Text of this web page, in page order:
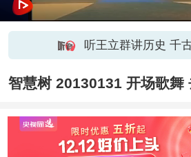
听王立群讲历史 千
智慧树 20130131 开场歌舞